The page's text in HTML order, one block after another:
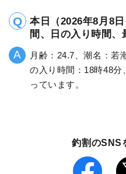
本日（2026年8月8
間、日の入り時間、
月齢：24.7、潮名：若
の入り時間：18時48分
っています。
釣割のSNS